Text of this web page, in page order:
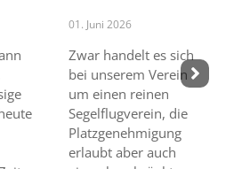
01. Juni 2026
Zwar handelt es sich
bei unserem Verein
um einen reinen
Segelflugverein, die
Platzgenehmigung
erlaubt aber auch